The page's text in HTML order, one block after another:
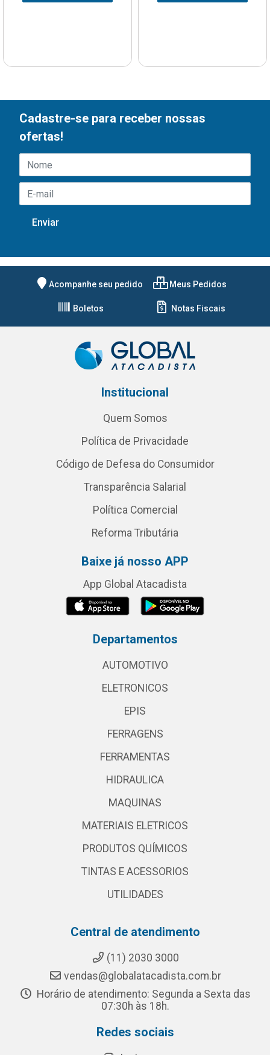
Cadastre-se para receber nossas
ofertas!
Acompanhe seu pedido Meus Pedidos
Boletos Notas Fiscais
Institucional
Quem Somos
Política de Privacidade
Código de Defesa do Consumidor
Transparência Salarial
Política Comercial
Reforma Tributária
Baixe já nosso APP
App Global Atacadista
Departamentos
AUTOMOTIVO
ELETRONICOS
EPIS
FERRAGENS
FERRAMENTAS
HIDRAULICA
MAQUINAS
MATERIAIS ELETRICOS
PRODUTOS QUÍMICOS
TINTAS E ACESSORIOS
UTILIDADES
Central de atendimento
(11) 2030 3000
vendas@globalatacadista.com.br
Horário de atendimento: Segunda a Sexta das
07:30h às 18h.
Redes sociais